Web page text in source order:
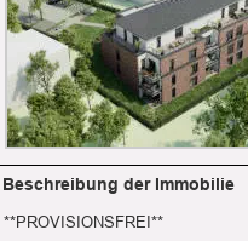
Beschreibung der Immobilie
**PROVISIONSFREI**